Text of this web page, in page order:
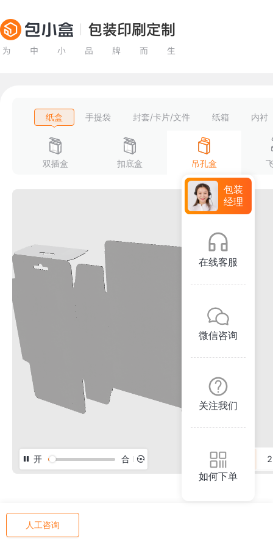
纸盒 手提袋 封套/卡片/文件 纸箱 内衬
双插盒 扣底盒 吊孔盒
开 合
人工咨询
包装
经理
在线客服
微信咨询
关注我们
如何下单